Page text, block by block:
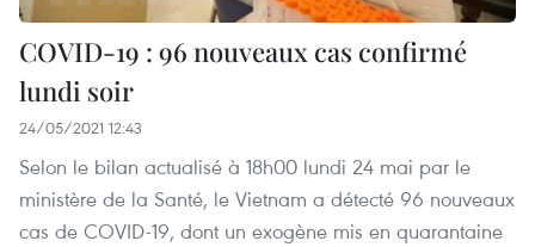
COVID-19 : 96 nouveaux cas confirmé
lundi soir
24/05/2021 12:43
Selon le bilan actualisé à 18h00 lundi 24 mai par le
ministère de la Santé, le Vietnam a détecté 96 nouveaux
cas de COVID-19, dont un exogène mis en quarantaine